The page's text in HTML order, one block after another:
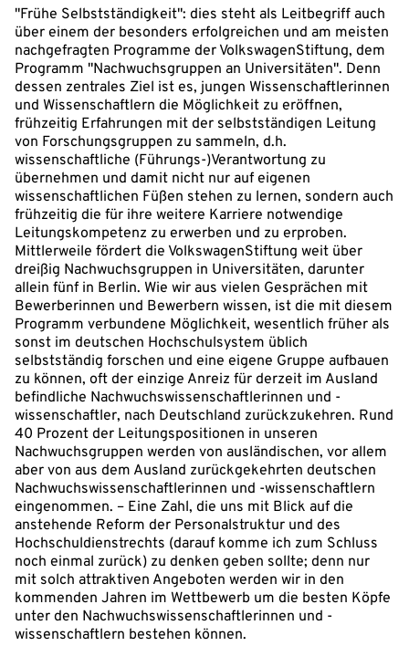
"Frühe Selbstständigkeit": dies steht als Leitbegriff auch
über einem der besonders erfolgreichen und am meisten
nachgefragten Programme der VolkswagenStiftung, dem
Programm "Nachwuchsgruppen an Universitäten". Denn
dessen zentrales Ziel ist es, jungen Wissenschaftlerinnen
und Wissenschaftlern die Möglichkeit zu eröffnen,
frühzeitig Erfahrungen mit der selbstständigen Leitung
von Forschungsgruppen zu sammeln, d.h.
wissenschaftliche (Führungs-)Verantwortung zu
übernehmen und damit nicht nur auf eigenen
wissenschaftlichen Füßen stehen zu lernen, sondern auch
frühzeitig die für ihre weitere Karriere notwendige
Leitungskompetenz zu erwerben und zu erproben.
Mittlerweile fördert die VolkswagenStiftung weit über
dreißig Nachwuchsgruppen in Universitäten, darunter
allein fünf in Berlin. Wie wir aus vielen Gesprächen mit
Bewerberinnen und Bewerbern wissen, ist die mit diesem
Programm verbundene Möglichkeit, wesentlich früher als
sonst im deutschen Hochschulsystem üblich
selbstständig forschen und eine eigene Gruppe aufbauen
zu können, oft der einzige Anreiz für derzeit im Ausland
befindliche Nachwuchswissenschaftlerinnen und -
wissenschaftler, nach Deutschland zurückzukehren. Rund
40 Prozent der Leitungspositionen in unseren
Nachwuchsgruppen werden von ausländischen, vor allem
aber von aus dem Ausland zurückgekehrten deutschen
Nachwuchswissenschaftlerinnen und -wissenschaftlern
eingenommen. – Eine Zahl, die uns mit Blick auf die
anstehende Reform der Personalstruktur und des
Hochschuldienstrechts (darauf komme ich zum Schluss
noch einmal zurück) zu denken geben sollte; denn nur
mit solch attraktiven Angeboten werden wir in den
kommenden Jahren im Wettbewerb um die besten Köpfe
unter den Nachwuchswissenschaftlerinnen und -
wissenschaftlern bestehen können.